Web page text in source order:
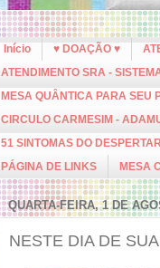
Início ♥ DOAÇÃO ♥
ATENDIMENTO SRA -
MESA QUÂNTICA PARA SEU
CIRCULO CARMESIM -
51 SINTOMAS DO
PÁGINA DE LINKS
MESA
QUARTA-FEIRA, 1 DE
NESTE DIA DE